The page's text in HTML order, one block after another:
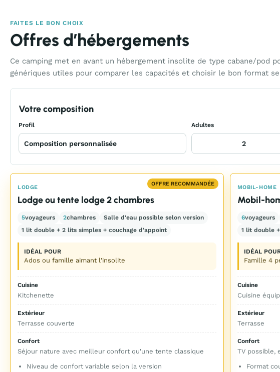
FAITES LE BON CHOIX
Offres d’hébergements
Ce camping met en avant un hébergement insolite de type cabane/pod
génériques utiles pour comparer les capacités et choisir le bon format
Votre composition
Profil Adultes
MOBIL-HOME
Mobil-
6voyageurs
1 lit double
IDÉAL
Famille 4
Cuisine
Cuisine
Extérieur
Terrasse
Confort
TV possible,
Format
OFFRE RECOMMANDÉE
LODGE
Lodge ou tente lodge 2 chambres
5voyageurs 2chambres
Salle d'eau possible selon version
1 lit double + 2 lits simples + couchage d'appoint
IDÉAL POUR
Ados ou famille aimant l'insolite
Cuisine
Kitchenette
Extérieur
Terrasse couverte
Confort
Séjour nature avec meilleur confort qu'une tente classique
Niveau de confort variable selon la version